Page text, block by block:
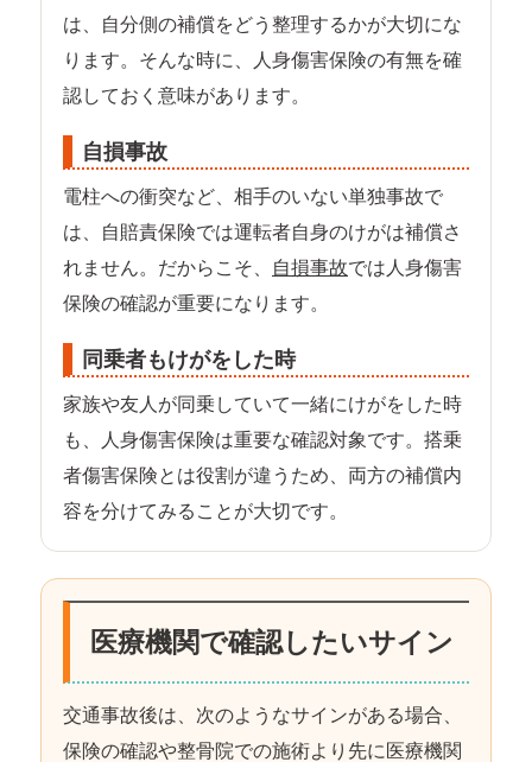
は、自分側の補償をどう整理するかが大切にな
ります。そんな時に、人身傷害保険の有無を確
認しておく意味があります。
自損事故
電柱への衝突など、相手のいない単独事故で
は、自賠責保険では運転者自身のけがは補償さ
れません。だからこそ、
自損事故では人身傷害
保険の確認が重要になります。
同乗者もけがをした時
家族や友人が同乗していて一緒にけがをした時
も、人身傷害保険は重要な確認対象です。搭乗
者傷害保険とは役割が違うため、両方の補償内
容を分けてみることが大切です。
医療機関で確認したいサイン
交通事故後は、次のようなサインがある場合、
保険の確認や整骨院での施術より先に医療機関